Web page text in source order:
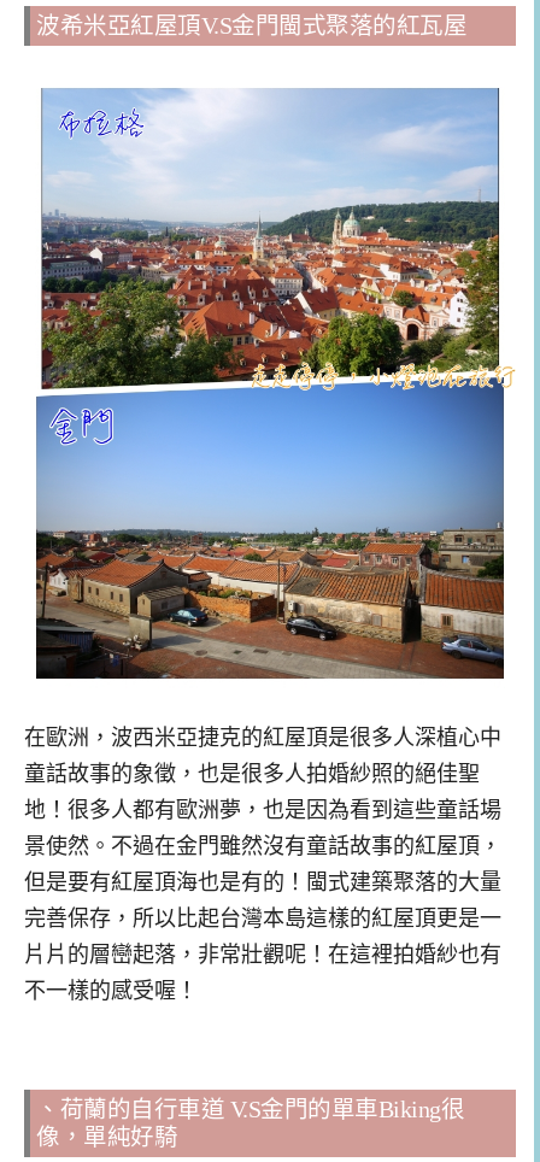
波希米亞紅屋頂V.S金門閩式聚落的紅瓦屋
在歐洲，波西米亞捷克的紅屋頂是很多人深植心中
童話故事的象徵，也是很多人拍婚紗照的絕佳聖
地！很多人都有歐洲夢，也是因為看到這些童話場
景使然。不過在金門雖然沒有童話故事的紅屋頂，
但是要有紅屋頂海也是有的！閩式建築聚落的大量
完善保存，所以比起台灣本島這樣的紅屋頂更是一
片片的層巒起落，非常壯觀呢！在這裡拍婚紗也有
不一樣的感受喔！
、荷蘭的自行車道 V.S金門的單車Biking很
像，單純好騎